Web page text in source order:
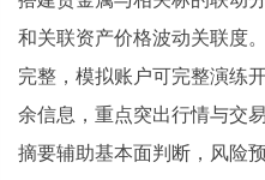
和关联资产价格波动关联度
完整，模拟账户可完整演练
余信息，重点突出行情与交
摘要辅助基本面判断，风险